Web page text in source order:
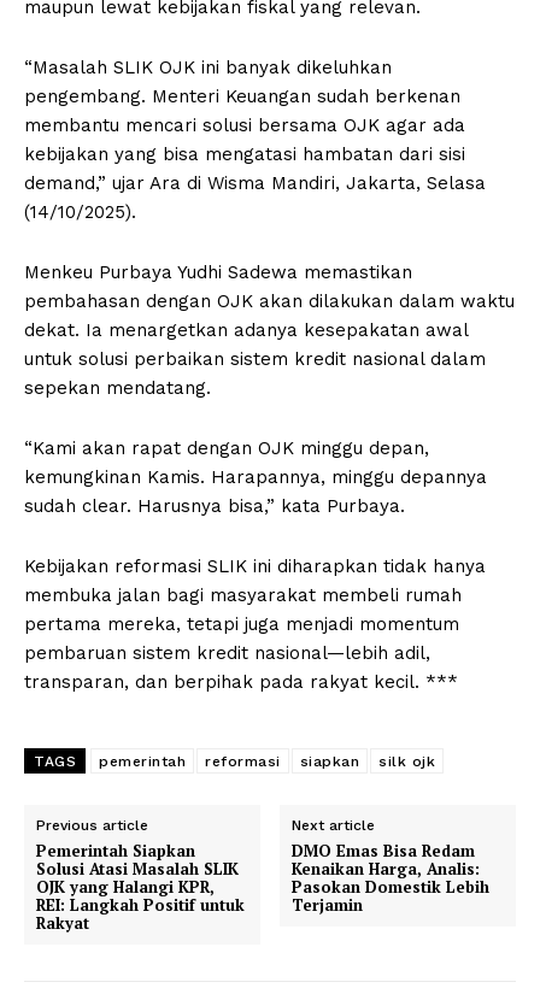
maupun lewat kebijakan fiskal yang relevan.
“Masalah SLIK OJK ini banyak dikeluhkan
pengembang. Menteri Keuangan sudah berkenan
membantu mencari solusi bersama OJK agar ada
kebijakan yang bisa mengatasi hambatan dari sisi
demand,” ujar Ara di Wisma Mandiri, Jakarta, Selasa
(14/10/2025).
Menkeu Purbaya Yudhi Sadewa memastikan
pembahasan dengan OJK akan dilakukan dalam waktu
dekat. Ia menargetkan adanya kesepakatan awal
untuk solusi perbaikan sistem kredit nasional dalam
sepekan mendatang.
“Kami akan rapat dengan OJK minggu depan,
kemungkinan Kamis. Harapannya, minggu depannya
sudah clear. Harusnya bisa,” kata Purbaya.
Kebijakan reformasi SLIK ini diharapkan tidak hanya
membuka jalan bagi masyarakat membeli rumah
pertama mereka, tetapi juga menjadi momentum
pembaruan sistem kredit nasional—lebih adil,
transparan, dan berpihak pada rakyat kecil. ***
TAGS pemerintah reformasi siapkan silk ojk
Previous article
Pemerintah Siapkan
Solusi Atasi Masalah SLIK
OJK yang Halangi KPR,
REI: Langkah Positif untuk
Rakyat
Next article
DMO Emas Bisa Redam
Kenaikan Harga, Analis:
Pasokan Domestik Lebih
Terjamin